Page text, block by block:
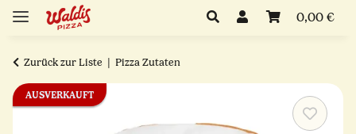
0,00 €
Zurück zur Liste Pizza Zutaten
AUSVERKAUFT